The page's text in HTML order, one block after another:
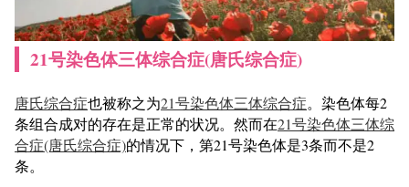
21号染色体三体综合症(唐氏综合症)
唐氏综合症也被称之为21号染色体三体综合症。染色体每2
条组合成对的存在是正常的状况。然而在21号染色体三体综
合症(唐氏综合症)的情况下，第21号染色体是3条而不是2
条。